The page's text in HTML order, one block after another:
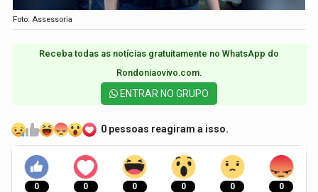
Foto: Assessoria
Receba todas as notícias gratuitamente no WhatsApp do
Rondoniaovivo.com.​
ENTRAR NO GRUPO
0 pessoas reagiram a isso.
0 0 0 0 0 0